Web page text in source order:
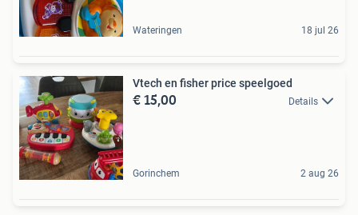
Wateringen 18 jul 26
Vtech en fisher price speelgoed
€ 15,00 Details
Gorinchem 2 aug 26